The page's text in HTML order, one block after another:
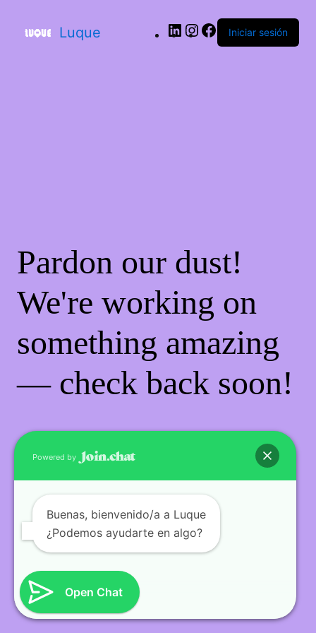
Luque Iniciar sesión
Pardon our dust!
We're working on
something amazing
— check back soon!
Powered by
Buenas, bienvenido/a a Luque
¿Podemos ayudarte en algo?
Open Chat